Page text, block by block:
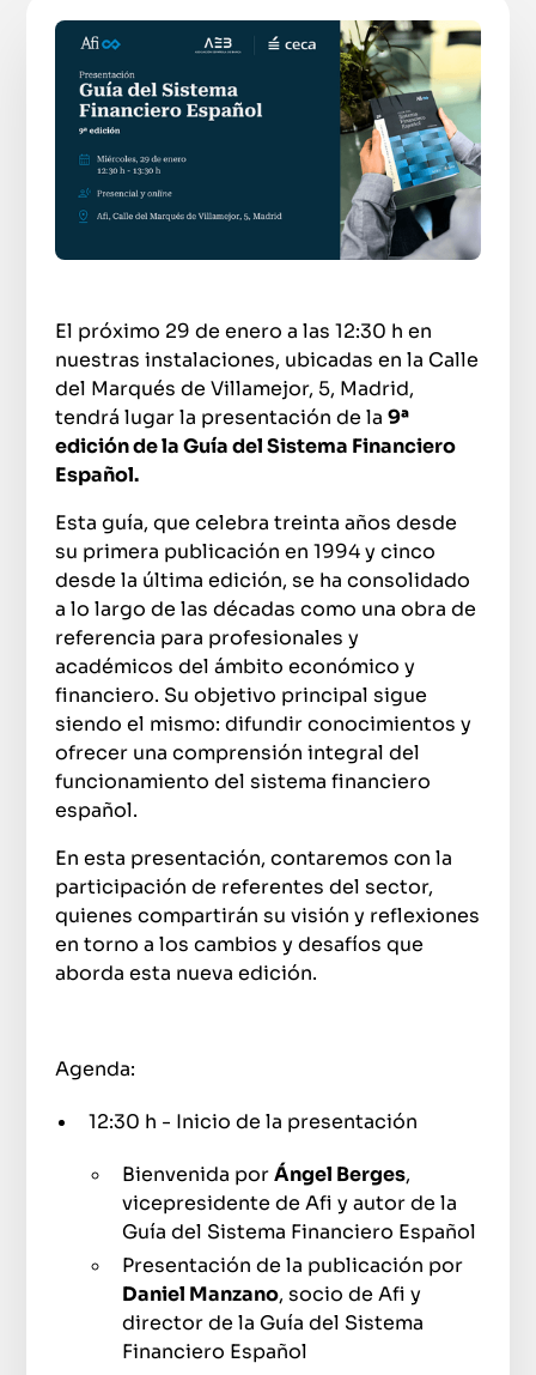
El próximo 29 de enero a las 12:30 h en
nuestras instalaciones, ubicadas en la Calle
del Marqués de Villamejor, 5, Madrid,
tendrá lugar la presentación de la9ª
edición de la Guía del Sistema Financiero
Español.
Esta guía, que celebra treinta años desde
su primera publicación en 1994 y cinco
desde la última edición, se ha consolidado
a lo largo de las décadas como una obra de
referencia para profesionales y
académicos del ámbito económico y
financiero. Su objetivo principal sigue
siendo el mismo: difundir conocimientos y
ofrecer una comprensión integral del
funcionamiento del sistema financiero
español.
En esta presentación, contaremos con la
participación de referentes del sector,
quienes compartirán su visión y reflexiones
en torno a los cambios y desafíos que
aborda esta nueva edición.
Agenda:
12:30 h - Inicio de la presentación
Bienvenida porÁngel Berges,
vicepresidente de Afi y autor de la
Guía del Sistema Financiero Español
Presentación de la publicación por
Daniel Manzano, socio de Afi y
director de la Guía del Sistema
Financiero Español